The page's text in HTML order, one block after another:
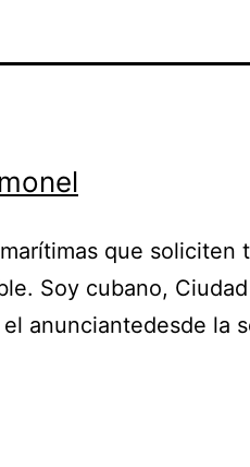
que soliciten
Soy cubano,
anunciantedesde la